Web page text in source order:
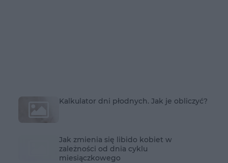
Kalkulator dni płodnych. Jak je obliczyć?
Jak zmienia się libido kobiet w
zależności od dnia cyklu
miesiączkowego